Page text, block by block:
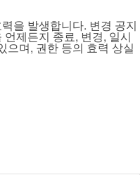
을 발생합니다. 변경 공지
제든지 종료, 변경, 일시
으며, 권한 등의 효력 상실